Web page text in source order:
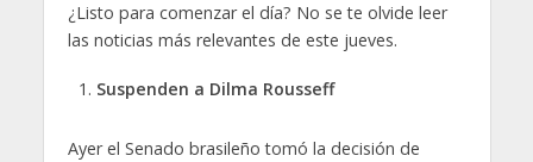
¿Listo para comenzar el día? No se te olvide leer
las noticias más relevantes de este jueves.
Suspenden a Dilma Rousseff
Ayer el Senado brasileño tomó la decisión de